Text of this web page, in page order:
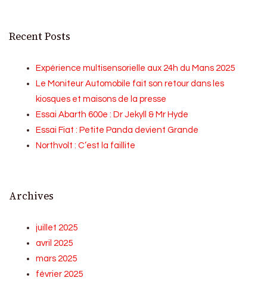
Recent Posts
Expérience multisensorielle aux 24h du Mans 2025
Le Moniteur Automobile fait son retour dans les
kiosques et maisons de la presse
Essai Abarth 600e : Dr Jekyll & Mr Hyde
Essai Fiat : Petite Panda devient Grande
Northvolt : C’est la faillite
Archives
juillet 2025
avril 2025
mars 2025
février 2025